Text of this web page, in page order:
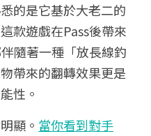
的是它基於大老二的
款遊戲在Pass後帶來
隨著一種「放長線釣
帶來的翻轉效果更是
性。
顯。 當你看到對手